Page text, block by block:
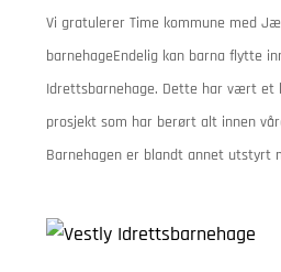
Vi gratulerer Time kommune med
barnehageEndelig kan barna flytte
Idrettsbarnehage. Dette har vært et
prosjekt som har berørt alt innen
Barnehagen er blandt annet utstyrt